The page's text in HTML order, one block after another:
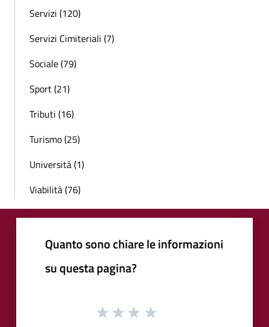
Servizi (120)
Servizi Cimiteriali (7)
Sociale (79)
Sport (21)
Tributi (16)
Turismo (25)
Università (1)
Viabilità (76)
Quanto sono chiare le informazioni
su questa pagina?